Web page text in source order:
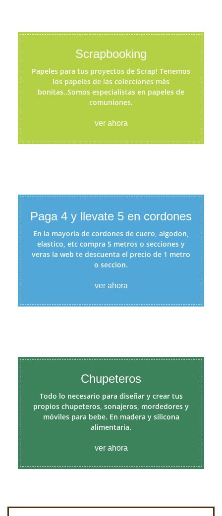
Scrapbooking
Papeles para tus proyectos de Scrap! Tenemos
los papeles de las colecciones más
bonitas..Somos especialistas en papeles de
comuniones.
ver ahora
Paga 4 y llevate 5 en cordones
En la mayoria de cordones de cuero, algodon,
elastico, etc compra 5 metros o secciones y
veras la web te descuenta el precio de 1 metro
o seccion.
ver ahora
Chupeteros
Todo lo necesario para diseñar y crear tus
propios chupeteros, sonajeros, mordedores y
móviles para bebe. En madera y silicona
alimentaria.
ver ahora